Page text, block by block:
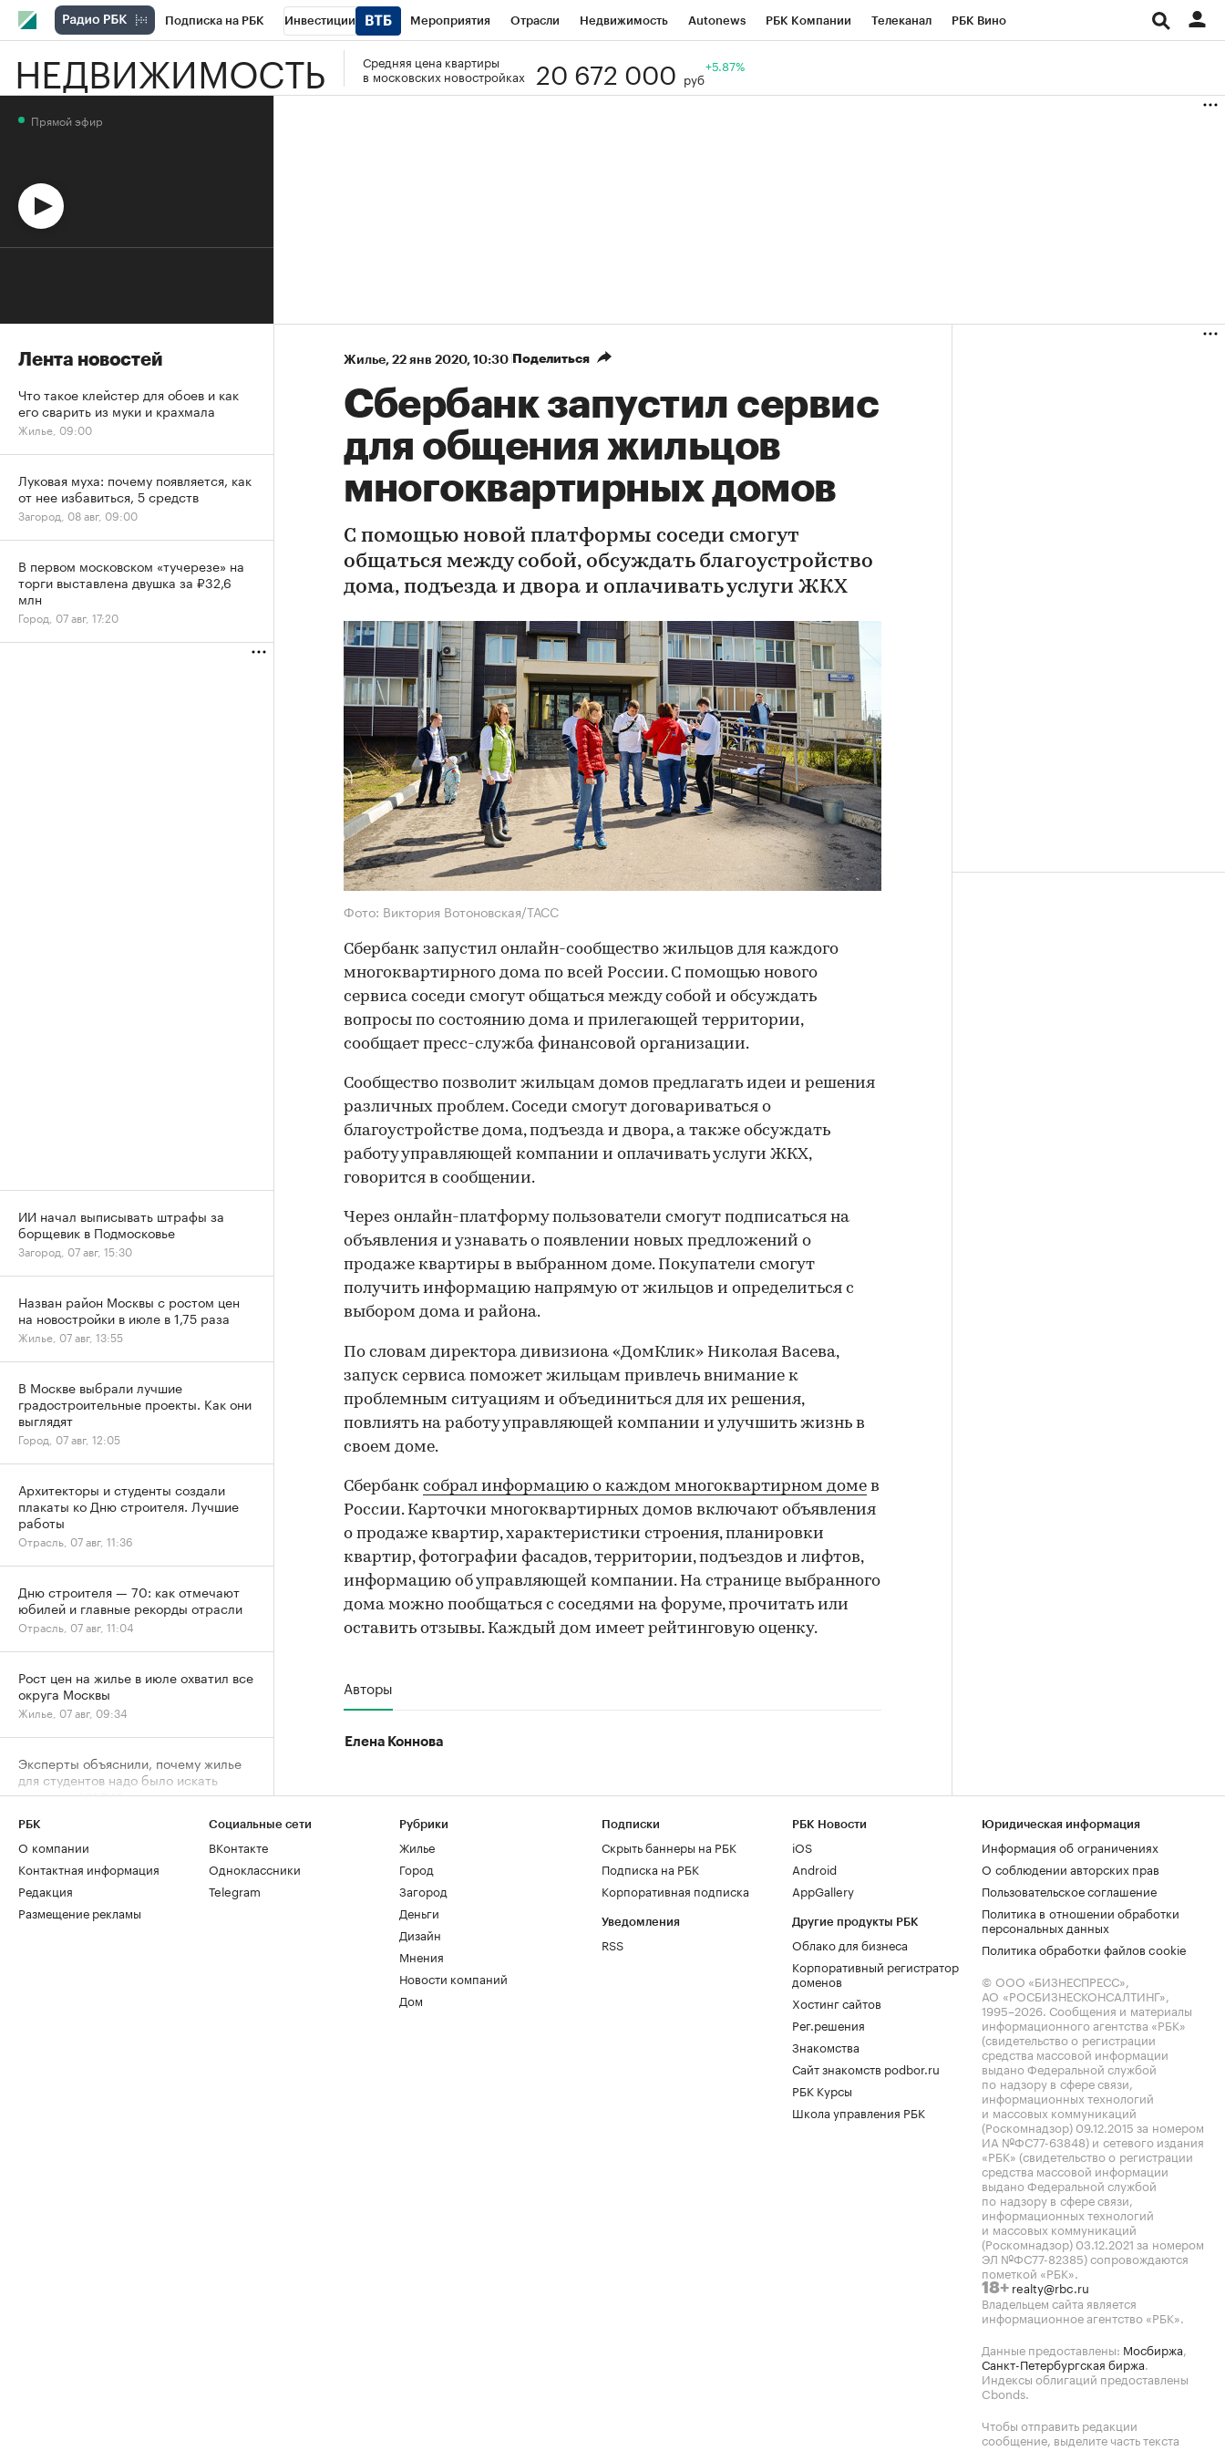
Подписка на РБК Инвестиции Мероприятия Отрасли Недвижимость Autonews РБК Компании Телеканал РБК Вино
Спорт Школа управления РБК РБК Образование Визионеры
НЕДВИЖИМОСТЬ
Средняя цена квартиры
в московских новостройках
20 672 000 руб
+5.87%
Жилье⁠, 22 янв 2020, 10:30 Поделиться
Сбербанк запустил сервис
для общения жильцов
многоквартирных домов
С помощью новой платформы соседи смогут
общаться между собой, обсуждать благоустройство
дома, подъезда и двора и оплачивать услуги ЖКХ
Фото: Виктория Вотоновская/ТАСС
Сбербанк запустил онлайн-сообщество жильцов для каждого
многоквартирного дома по всей России. С помощью нового
сервиса соседи смогут общаться между собой и обсуждать
вопросы по состоянию дома и прилегающей территории,
сообщает пресс-служба финансовой организации.
Сообщество позволит жильцам домов предлагать идеи и решения
различных проблем. Соседи смогут договариваться о
благоустройстве дома, подъезда и двора, а также обсуждать
работу управляющей компании и оплачивать услуги ЖКХ,
говорится в сообщении.
Через онлайн-платформу пользователи смогут подписаться на
объявления и узнавать о появлении новых предложений о
продаже квартиры в выбранном доме. Покупатели смогут
получить информацию напрямую от жильцов и определиться с
выбором дома и района.
По словам директора дивизиона «ДомКлик» Николая Васева,
запуск сервиса поможет жильцам привлечь внимание к
проблемным ситуациям и объединиться для их решения,
повлиять на работу управляющей компании и улучшить жизнь в
своем доме.
Сбербанк собрал информацию о каждом многоквартирном доме в
России. Карточки многоквартирных домов включают объявления
о продаже квартир, характеристики строения, планировки
квартир, фотографии фасадов, территории, подъездов и лифтов,
информацию об управляющей компании. На странице выбранного
дома можно пообщаться с соседями на форуме, прочитать или
оставить отзывы. Каждый дом имеет рейтинговую оценку.
Авторы
Елена Коннова
Прямой эфир
Лента новостей
Что такое клейстер для обоев и как
его сварить из муки и крахмала
Жилье, 09:00
Луковая муха: почему появляется, как
от нее избавиться, 5 средств
Загород, 08 авг, 09:00
В первом московском «тучерезе» на
торги выставлена двушка за ₽32,6
млн
Город, 07 авг, 17:20
ИИ начал выписывать штрафы за
борщевик в Подмосковье
Загород, 07 авг, 15:30
Назван район Москвы с ростом цен
на новостройки в июле в 1,75 раза
Жилье, 07 авг, 13:55
В Москве выбрали лучшие
градостроительные проекты. Как они
выглядят
Город, 07 авг, 12:05
Архитекторы и студенты создали
плакаты ко Дню строителя. Лучшие
работы
Отрасль, 07 авг, 11:36
Дню строителя — 70: как отмечают
юбилей и главные рекорды отрасли
Отрасль, 07 авг, 11:04
Рост цен на жилье в июле охватил все
округа Москвы
Жилье, 07 авг, 09:34
Эксперты объяснили, почему жилье
для студентов надо было искать
«вчера»
РАДИО
Недвижимость, 07 авг, 09:03
В Москве на торги выставили палаты
допетровской эпохи дешевле трешки
Город, 06 авг, 18:07
РБК
О компании
Контактная информация
Редакция
Размещение рекламы
Социальные сети
ВКонтакте
Одноклассники
Telegram
Рубрики
Жилье
Город
Загород
Деньги
Дизайн
Мнения
Новости компаний
Дом
Подписки
Скрыть баннеры на РБК
Подписка на РБК
Корпоративная подписка
Уведомления
RSS
РБК Новости
iOS
Android
AppGallery
Другие продукты РБК
Облако для бизнеса
Корпоративный регистратор
доменов
Хостинг сайтов
Рег.решения
Знакомства
Сайт знакомств podbor.ru
РБК Курсы
Школа управления РБК
Юридическая информация
Информация об ограничениях
О соблюдении авторских прав
Пользовательское соглашение
Политика в отношении обработки
персональных данных
Политика обработки файлов cookie
© ООО «БИЗНЕСПРЕСС»,
АО «РОСБИЗНЕСКОНСАЛТИНГ»,
1995–2026. Сообщения и материалы
информационного агентства «РБК»
(свидетельство о регистрации
средства массовой информации
выдано Федеральной службой
по надзору в сфере связи,
информационных технологий
и массовых коммуникаций
(Роскомнадзор) 09.12.2015 за номером
ИА №ФС77-63848) и сетевого издания
«РБК» (свидетельство о регистрации
средства массовой информации
выдано Федеральной службой
по надзору в сфере связи,
информационных технологий
и массовых коммуникаций
(Роскомнадзор) 03.12.2021 за номером
ЭЛ №ФС77-82385) сопровождаются
пометкой «РБК».
18+ realty@rbc.ru
Владельцем сайта является
информационное агентство «РБК».
Данные предоставлены: Мосбиржа,
Санкт-Петербургская биржа.
Индексы облигаций предоставлены
Cbonds.
Чтобы отправить редакции
сообщение, выделите часть текста